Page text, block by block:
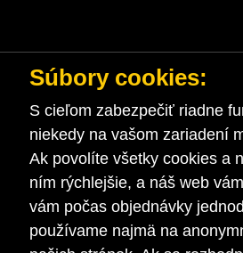
Súbory cookies:
S cieľom zabezpečiť riadne
niekedy na vašom zariadení
Ak povolíte všetky cookies a
ním rýchlejšie, a náš web
vám počas objednávky
používame najmä na